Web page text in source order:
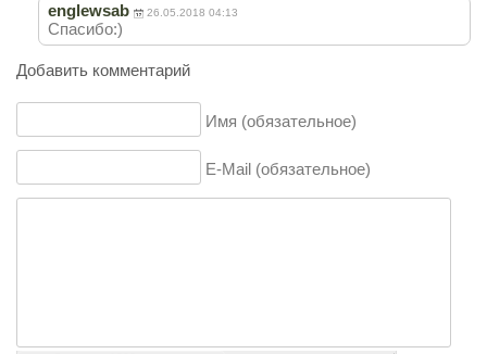
englewsab
26.05.2018 04:13
Спасибо:)
Добавить комментарий
Имя (обязательное)
E-Mail (обязательное)